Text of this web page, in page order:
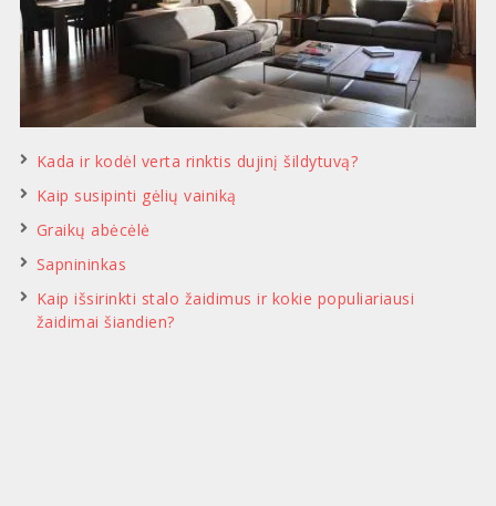
Kada ir kodėl verta rinktis dujinį šildytuvą?
Kaip susipinti gėlių vainiką
Graikų abėcėlė
Sapnininkas
Kaip išsirinkti stalo žaidimus ir kokie populiariausi
žaidimai šiandien?